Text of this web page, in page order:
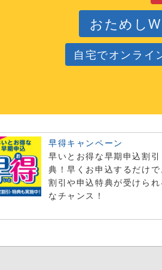
おためし
自宅でオンライ
早得キャンペーン
早いとお得な早期申込割引
典！早くお申込するだけで
割引や申込特典が受けられ
なチャンス！